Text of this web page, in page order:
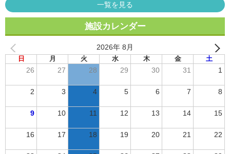
一覧を見る
施設カレンダー
2026年 8月
日 月 火 水 木 金 土
26 27 28 29 30 31 1
2 3 4 5 6 7 8
9 10 11 12 13 14 15
16 17 18 19 20 21 22